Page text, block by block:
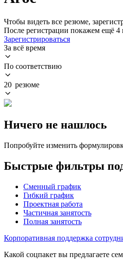
Чтобы видеть все резюме,
После регистрации покажем ещё 4
Зарегистрироваться
За всё время
По соответствию
20 резюме
Ничего не нашлось
Попробуйте изменить
Быстрые фильтры
Сменный график
Гибкий график
Проектная работа
Частичная занятость
Полная занятость
Корпоративная поддержка
Какой соцпакет вы предлагаете